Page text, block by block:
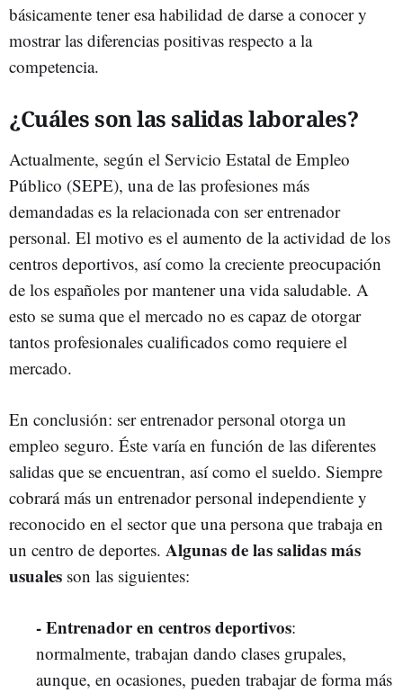
básicamente tener esa habilidad de darse a conocer y
mostrar las diferencias positivas respecto a la
competencia.
¿Cuáles son las salidas laborales?
Actualmente, según el Servicio Estatal de Empleo
Público (SEPE), una de las profesiones más
demandadas es la relacionada con ser entrenador
personal. El motivo es el aumento de la actividad de los
centros deportivos, así como la creciente preocupación
de los españoles por mantener una vida saludable. A
esto se suma que el mercado no es capaz de otorgar
tantos profesionales cualificados como requiere el
mercado.
En conclusión: ser entrenador personal otorga un
empleo seguro. Éste varía en función de las diferentes
salidas que se encuentran, así como el sueldo. Siempre
cobrará más un entrenador personal independiente y
reconocido en el sector que una persona que trabaja en
un centro de deportes. Algunas de las salidas más
usuales son las siguientes:
- Entrenador en centros deportivos:
normalmente, trabajan dando clases grupales,
aunque, en ocasiones, pueden trabajar de forma más